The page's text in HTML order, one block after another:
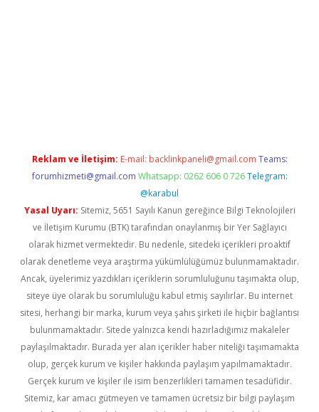
Reklam ve İletişim: E-mail: backlinkpaneli@gmail.com Teams:
forumhizmeti@gmail.com Whatsapp: 0262 606 0 726 Telegram:
@karabul
Yasal Uyarı: Sitemiz, 5651 Sayılı Kanun gereğince Bilgi Teknolojileri
ve İletişim Kurumu (BTK) tarafından onaylanmış bir Yer Sağlayıcı
olarak hizmet vermektedir. Bu nedenle, sitedeki içerikleri proaktif
olarak denetleme veya araştırma yükümlülüğümüz bulunmamaktadır.
Ancak, üyelerimiz yazdıkları içeriklerin sorumluluğunu taşımakta olup,
siteye üye olarak bu sorumluluğu kabul etmiş sayılırlar. Bu internet
sitesi, herhangi bir marka, kurum veya şahıs şirketi ile hiçbir bağlantısı
bulunmamaktadır. Sitede yalnızca kendi hazırladığımız makaleler
paylaşılmaktadır. Burada yer alan içerikler haber niteliği taşımamakta
olup, gerçek kurum ve kişiler hakkında paylaşım yapılmamaktadır.
Gerçek kurum ve kişiler ile isim benzerlikleri tamamen tesadüfidir.
Sitemiz, kar amacı gütmeyen ve tamamen ücretsiz bir bilgi paylaşım